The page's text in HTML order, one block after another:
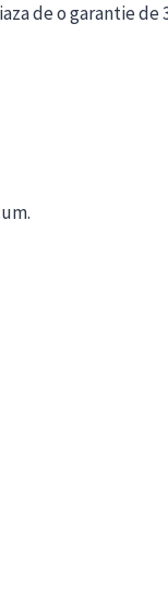
de o garantie